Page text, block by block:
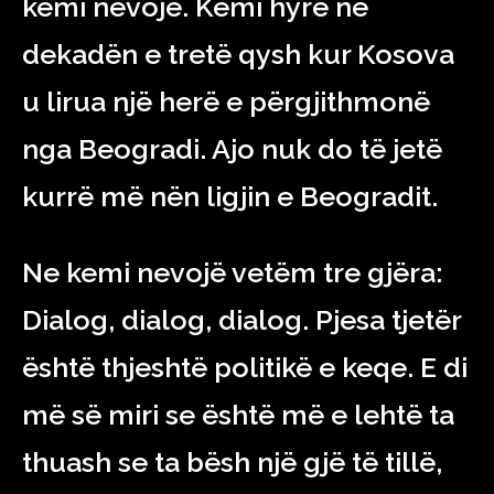
kemi nevojë. Kemi hyrë në
dekadën e tretë qysh kur Kosova
u lirua një herë e përgjithmonë
nga Beogradi. Ajo nuk do të jetë
kurrë më nën ligjin e Beogradit.
Ne kemi nevojë vetëm tre gjëra:
Dialog, dialog, dialog. Pjesa tjetër
është thjeshtë politikë e keqe. E di
më së miri se është më e lehtë ta
thuash se ta bësh një gjë të tillë,